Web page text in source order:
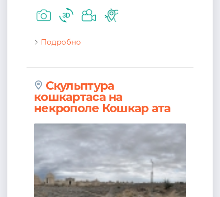
Подробно
Скульптура
кошкартаса на
некрополе Кошкар ата